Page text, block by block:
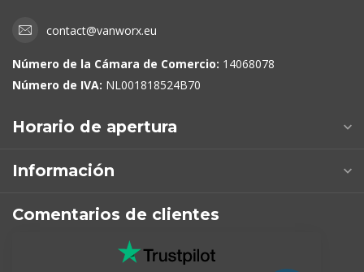
contact@vanworx.eu
Número de la Cámara de Comercio: 14068078
Número de IVA: NL001818524B70
Horario de apertura
Información
Comentarios de clientes